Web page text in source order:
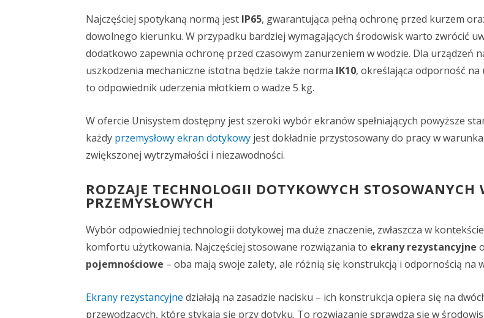
Najczęściej spotykaną normą jest IP65, gwarantująca pełną ochronę przed kurzem
dowolnego kierunku. W przypadku bardziej wymagających środowisk warto zwrócić
dodatkowo zapewnia ochronę przed czasowym zanurzeniem w wodzie. Dla urządzeń
uszkodzenia mechaniczne istotna będzie także norma IK10, określająca odporność na
to odpowiednik uderzenia młotkiem o wadze 5 kg.
W ofercie Unisystem dostępny jest szeroki wybór ekranów spełniających powyższe
każdy przemysłowy ekran dotykowy jest dokładnie przystosowany do pracy w
zwiększonej wytrzymałości i niezawodności.
RODZAJE TECHNOLOGII DOTYKOWYCH STOSOWANYCH
PRZEMYSŁOWYCH
Wybór odpowiedniej technologii dotykowej ma duże znaczenie, zwłaszcza w
komfortu użytkowania. Najczęściej stosowane rozwiązania to ekrany rezystancyjne
pojemnościowe – oba mają swoje zalety, ale różnią się konstrukcją i odpornością na
Ekrany rezystancyjne działają na zasadzie nacisku – ich konstrukcja opiera się na
przewodzących, które stykają się przy dotyku. To rozwiązanie sprawdza się w